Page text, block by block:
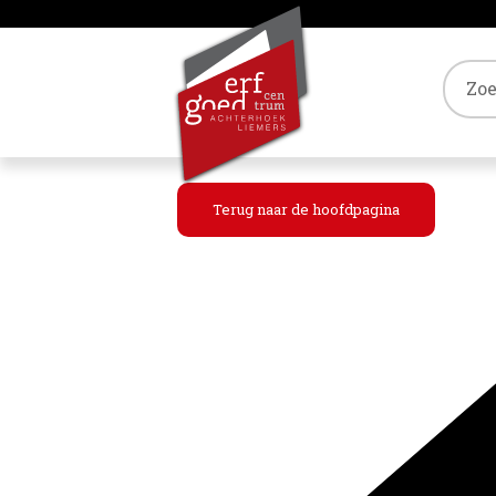
Terug naar de hoofdpagina